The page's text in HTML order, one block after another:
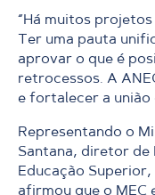
“Há muitos
Ter uma pauta
aprovar o que é
retrocessos. A
e fortalecer a união
Representando o
Santana, diretor
Educação
afirmou que o MEC